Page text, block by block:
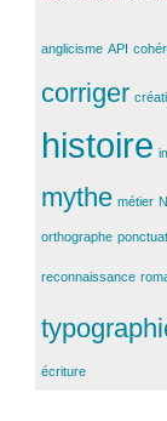
anglicisme API
corriger
histoire
mythe métier
orthographe
reconnaissance
écriture